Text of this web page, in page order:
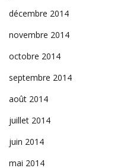
décembre 2014
novembre 2014
octobre 2014
septembre 2014
août 2014
juillet 2014
juin 2014
mai 2014